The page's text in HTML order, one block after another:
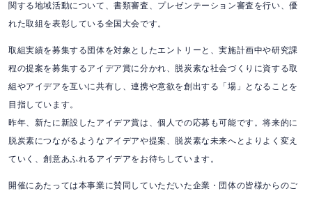
関する地域活動について、書類審査、プレゼンテーション審査を行い、優
れた取組を表彰している全国大会です。
取組実績を募集する団体を対象としたエントリーと、実施計画中や研究課
程の提案を募集するアイデア賞に分かれ、脱炭素な社会づくりに資する取
組やアイデアを互いに共有し、連携や意欲を創出する「場」となることを
目指しています。
昨年、新たに新設したアイデア賞は、個人での応募も可能です。将来的に
脱炭素につながるようなアイデアや提案、脱炭素な未来へとよりよく変え
ていく、創意あふれるアイデアをお待ちしています。
開催にあたっては本事業に賛同していただいた企業・団体の皆様からのご